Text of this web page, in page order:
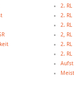
2.
2.
2.
2,
2.
2.